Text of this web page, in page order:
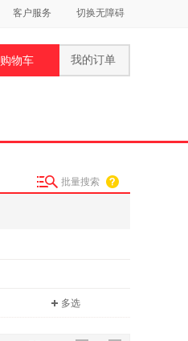
客户服务 切换无障碍
购物车 我的订单
批量搜索
多选